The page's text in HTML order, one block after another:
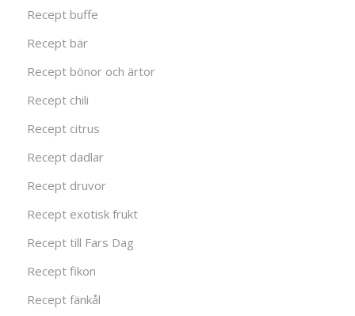
Recept buffe
Recept bär
Recept bönor och ärtor
Recept chili
Recept citrus
Recept dadlar
Recept druvor
Recept exotisk frukt
Recept till Fars Dag
Recept fikon
Recept fänkål